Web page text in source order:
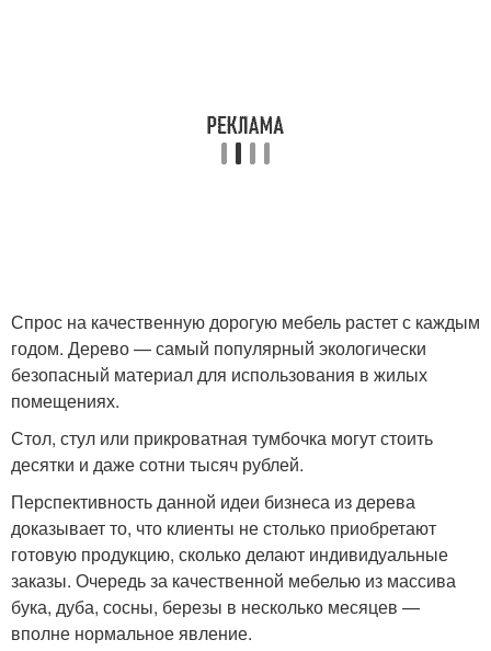
Спрос на качественную дорогую мебель растет с каждым
годом. Дерево — самый популярный экологически
безопасный материал для использования в жилых
помещениях.
Стол, стул или прикроватная тумбочка могут стоить
десятки и даже сотни тысяч рублей.
Перспективность данной идеи бизнеса из дерева
доказывает то, что клиенты не столько приобретают
готовую продукцию, сколько делают индивидуальные
заказы. Очередь за качественной мебелью из массива
бука, дуба, сосны, березы в несколько месяцев —
вполне нормальное явление.